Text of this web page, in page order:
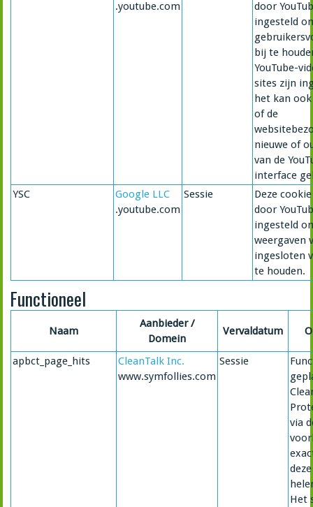
.youtube.com
door
ingesteld
bij te
YouTube-
sites zijn
het kan
of de
nieuwe of
van de
interface
YSC
Google LLC
.youtube.com
Sessie
Deze
door
ingesteld
weergaven
ingesloten
te houden.
Functioneel
Naam
Aanbieder /
Domein
Vervaldatum
apbct_page_hits
CleanTalk Inc.
www.symfollies.com
Sessie
via
Het